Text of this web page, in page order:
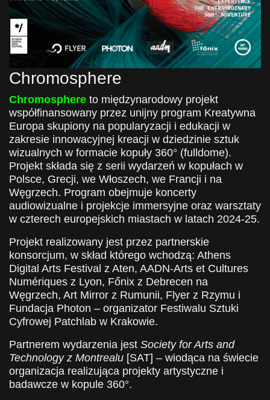
Chromosphere
Chromosphere to międzynarodowy projekt
współfinansowany przez unijny program Kreatywna
Europa skupiony na popularyzacji i edukacji w
zakresie innowacyjnej kreacji w dziedzinie sztuk
wizualnych w formacie kopuły 360° (fulldome).
Projekt składa się z serii wydarzeń w kopułach w
Polsce, Grecji, we Włoszech, we Francji i na
Węgrzech. Program obejmuje koncerty
audiowizualne i projekcje immersyjne oraz warsztaty
w czterech europejskich miastach w latach 2024-25.
Projekt realizowany jest przez partnerskie
konsorcjum, w skład którego wchodzą: Athens
Digital Arts Festival z Aten, AADN-Arts et Cultures
Numériques z Lyon, Főnix z Debrecen na
Węgrzech, Art Mirror z Rumunii, Flyer z Rzymu i
Fundacja Photon – organizator Festiwalu Sztuki
Cyfrowej Patchlab w Krakowie.
Partnerem wydarzenia jest Society for Arts and
Technology z Montrealu [SAT] – wiodąca na świecie
organizacja realizująca projekty artystyczne i
badawcze w kopule 360°.